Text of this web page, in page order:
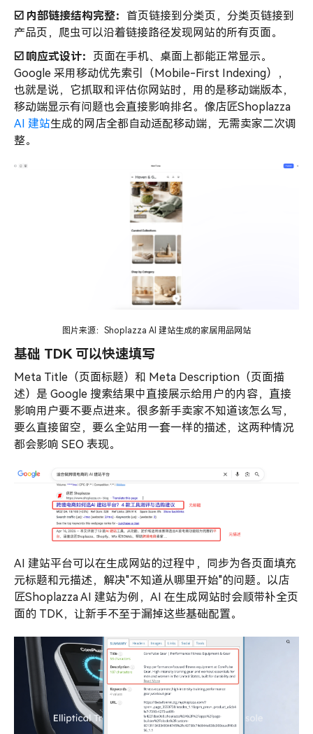
☑️ 内部链接结构完整： 首页链接到分类页，分类页链接到
产品页，爬虫可以沿着链接路径发现网站的所有页面。
☑️ 响应式设计： 页面在手机、桌面上都能正常显示。
Google 采用移动优先索引（Mobile-First Indexing），
也就是说，它抓取和评估你网站时，用的是移动端版本，
移动端显示有问题也会直接影响排名。像店匠Shoplazza
AI 建站生成的网店全都自动适配移动端，无需卖家二次调
整。
图片来源：Shoplazza AI 建站生成的家居用品网站
基础 TDK 可以快速填写
Meta Title（页面标题）和 Meta Description（页面描
述）是 Google 搜索结果中直接展示给用户的内容，直接
影响用户要不要点进来。很多新手卖家不知道该怎么写，
要么直接留空，要么全站用一套一样的描述，这两种情况
都会影响 SEO 表现。
AI 建站平台可以在生成网站的过程中，同步为各页面填充
元标题和元描述，解决"不知道从哪里开始"的问题。以店
匠Shoplazza AI 建站为例，AI 在生成网站时会顺带补全页
面的 TDK，让新手不至于漏掉这些基础配置。